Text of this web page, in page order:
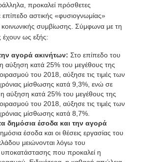
προκαλεί πρόσθετες
επίπεδο αστικής «φυσιογνωμίας»
κοινωνικής συμβίωσης. Σύμφωνα με τη
έχουν ως εξής:
αγορά ακινήτων: Στο επίπεδο του
κατά 25% του μεγέθους της
του 2018, αύξησε τις τιμές των
μίσθωσης κατά 9,3%, ενώ σε
αύξηση κατά 25% του μεγέθους της
του 2018, αύξησε τις τιμές των
μίσθωσης κατά 8,7%.
δημόσια έσοδα και την αγορά
έσοδα και οι θέσεις εργασίας του
μειώνονται λόγω του
που προκαλεί η